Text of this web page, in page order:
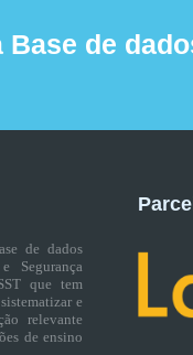
Base de
de dados
Segurança
que tem
e
relevante
de ensino